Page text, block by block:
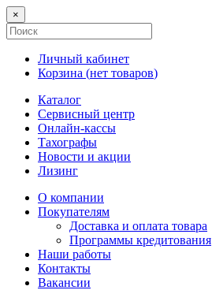
×
Личный кабинет
Корзина (нет товаров)
Каталог
Сервисный центр
Онлайн-кассы
Тахографы
Новости и акции
Лизинг
О компании
Покупателям
Доставка и оплата товара
Программы кредитования
Наши работы
Контакты
Вакансии